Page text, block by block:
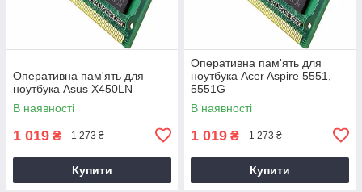
Оперативна пам'ять для
ноутбука Asus X450LN
В наявності
1 019 ₴ 1 273 ₴
Купити
Оперативна пам'ять для
ноутбука Acer Aspire 5551,
5551G
В наявності
1 019 ₴ 1 273 ₴
Купити